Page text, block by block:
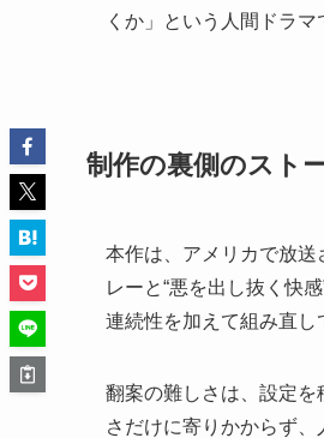
くか」という人間ドラマ
制作の裏側のスト
本作は、アメリカで放
レーと“悪を出し抜く快
連続性を加えて組み直し
翻案の難しさは、設定
さだけに寄りかからず